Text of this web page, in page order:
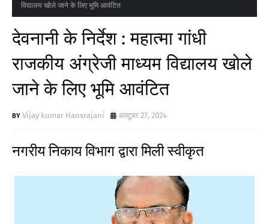
विद्यालय खोले जाने के लिए भूमि आवंटित
देवनानी के निर्देश : महात्मा गांधी
राजकीय अंग्रेजी माध्यम विद्यालय खोले
जाने के लिए भूमि आवंटित
Vijay kumar Hansrajani अक्टूबर 27, 2024
नगरीय निकाय विभाग द्वारा मिली स्वीकृत